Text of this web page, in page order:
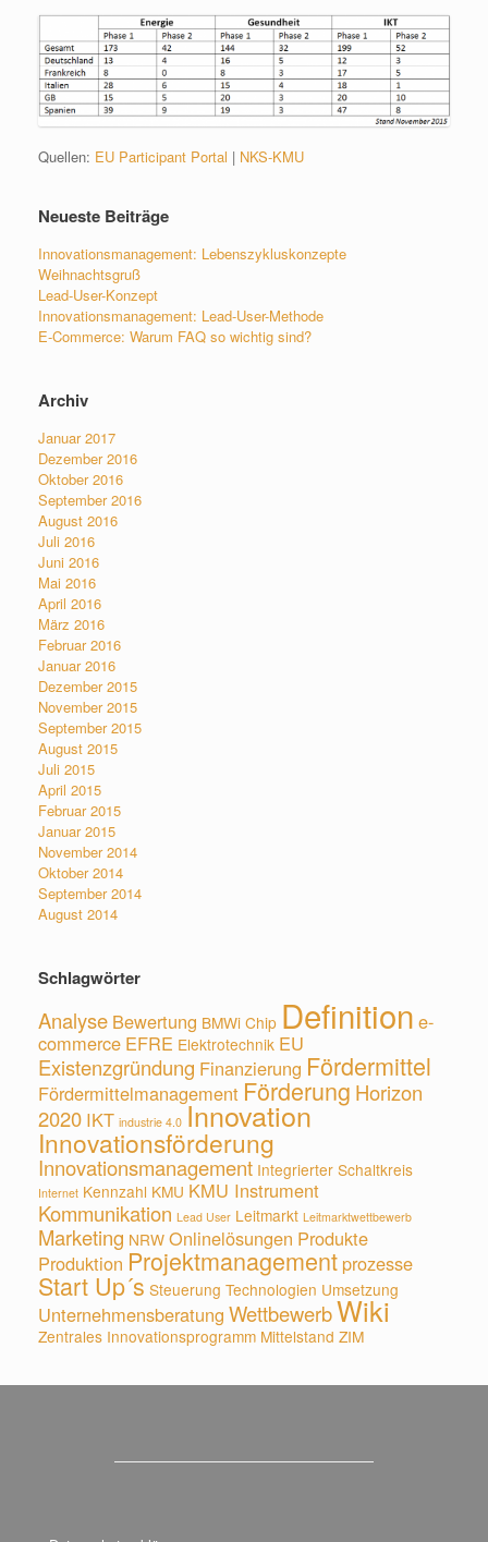
Quellen: EU Participant Portal | NKS-KMU
Neueste Beiträge
Innovationsmanagement: Lebenszykluskonzepte
Weihnachtsgruß
Lead-User-Konzept
Innovationsmanagement: Lead-User-Methode
E-Commerce: Warum FAQ so wichtig sind?
Archiv
Januar 2017
Dezember 2016
Oktober 2016
September 2016
August 2016
Juli 2016
Juni 2016
Mai 2016
April 2016
März 2016
Februar 2016
Januar 2016
Dezember 2015
November 2015
September 2015
August 2015
Juli 2015
April 2015
Februar 2015
Januar 2015
November 2014
Oktober 2014
September 2014
August 2014
Schlagwörter
Analyse Bewertung BMWi Chip Definition e-
commerce EFRE Elektrotechnik EU
Existenzgründung Finanzierung Fördermittel
Fördermittelmanagement Förderung Horizon
2020 IKT industrie 4.0 Innovation
Innovationsförderung
Innovationsmanagement Integrierter Schaltkreis
Internet Kennzahl KMU KMU Instrument
Kommunikation Lead User Leitmarkt Leitmarktwettbewerb
Marketing NRW Onlinelösungen Produkte
Produktion Projektmanagement prozesse
Start Up´s Steuerung Technologien Umsetzung
Unternehmensberatung WettbewerbWiki
Zentrales Innovationsprogramm Mittelstand ZIM